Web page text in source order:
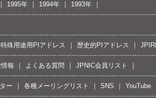
1995年 1994年 1993年
特殊用途用PIアドレス 歴史的PIアドレス
報 よくある質問 JPNIC会員リスト
ー 各種メーリングリスト SNS YouTube